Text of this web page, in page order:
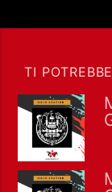
TI